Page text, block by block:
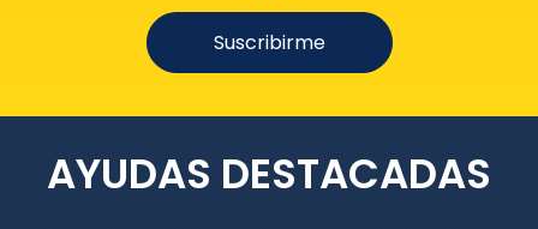
Suscribirme
AYUDAS DESTACADAS